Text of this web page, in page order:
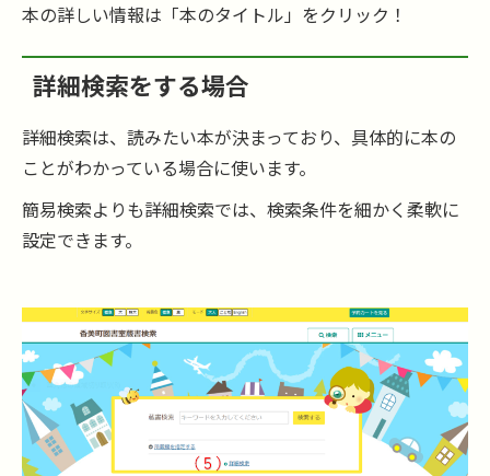
本の詳しい情報は「本のタイトル」をクリック！
詳細検索をする場合
詳細検索は、読みたい本が決まっており、具体的に本の
ことがわかっている場合に使います。
簡易検索よりも詳細検索では、検索条件を細かく柔軟に
設定できます。